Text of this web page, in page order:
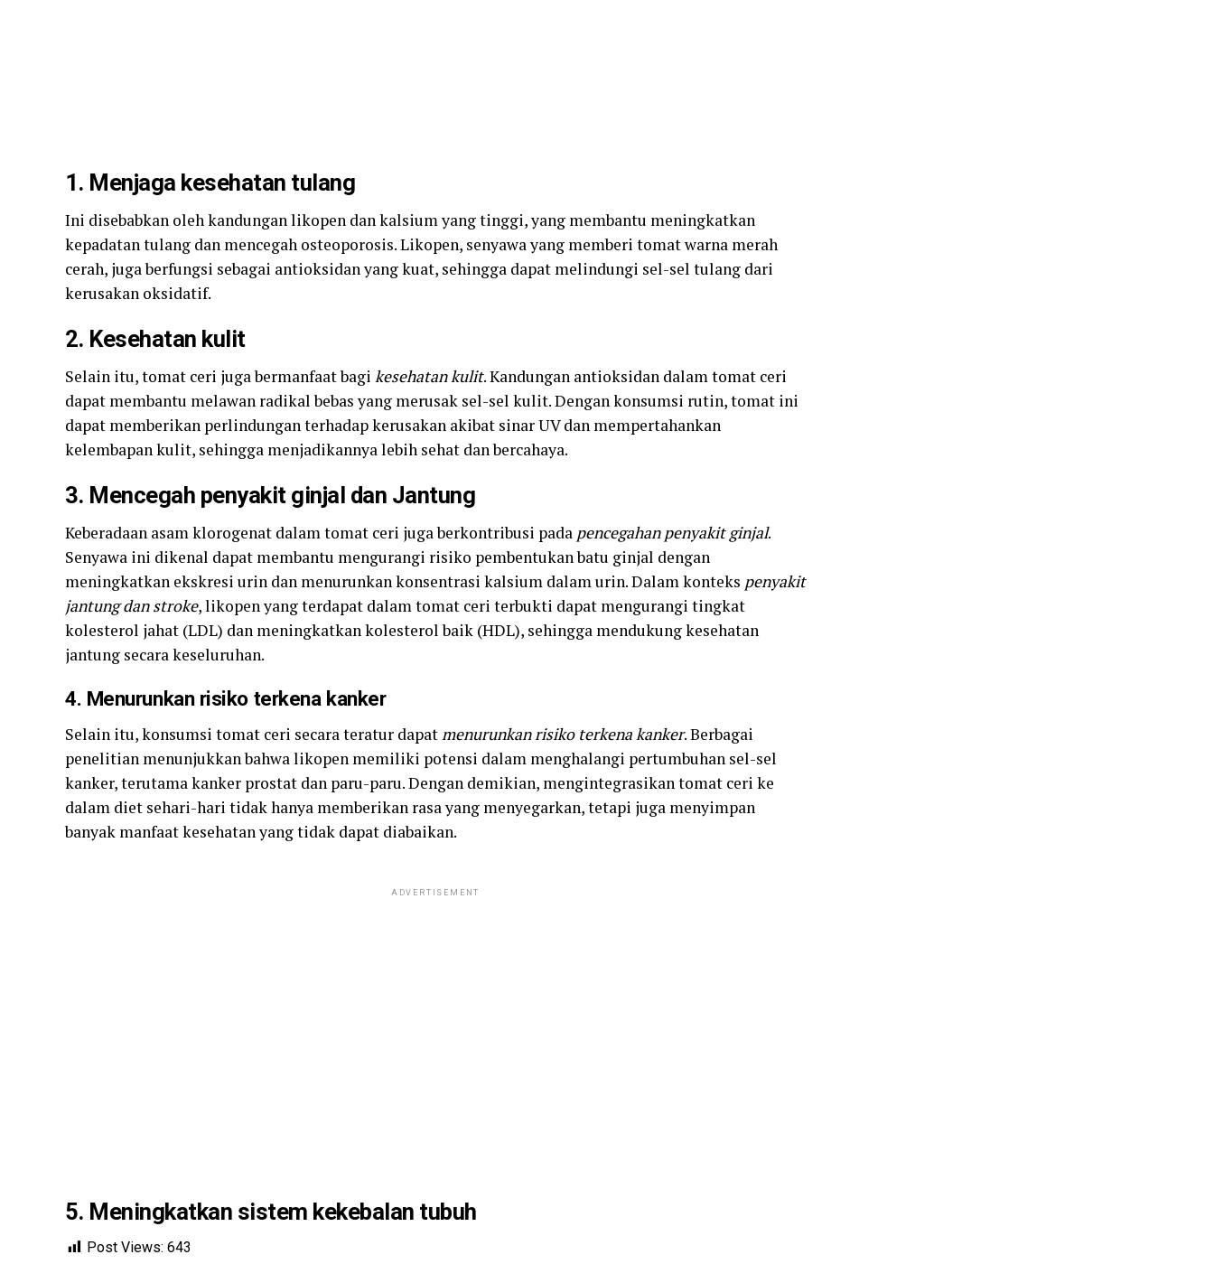
1. Menjaga kesehatan tulang
Ini disebabkan oleh kandungan likopen dan kalsium yang tinggi, yang membantu meningkatkan
kepadatan tulang dan mencegah osteoporosis. Likopen, senyawa yang memberi tomat warna merah
cerah, juga berfungsi sebagai antioksidan yang kuat, sehingga dapat melindungi sel-sel tulang dari
kerusakan oksidatif.
2. Kesehatan kulit
Selain itu, tomat ceri juga bermanfaat bagi kesehatan kulit. Kandungan antioksidan dalam tomat ceri
dapat membantu melawan radikal bebas yang merusak sel-sel kulit. Dengan konsumsi rutin, tomat ini
dapat memberikan perlindungan terhadap kerusakan akibat sinar UV dan mempertahankan
kelembapan kulit, sehingga menjadikannya lebih sehat dan bercahaya.
3. Mencegah penyakit ginjal dan Jantung
Keberadaan asam klorogenat dalam tomat ceri juga berkontribusi pada pencegahan penyakit ginjal.
Senyawa ini dikenal dapat membantu mengurangi risiko pembentukan batu ginjal dengan
meningkatkan ekskresi urin dan menurunkan konsentrasi kalsium dalam urin. Dalam konteks penyakit
jantung dan stroke, likopen yang terdapat dalam tomat ceri terbukti dapat mengurangi tingkat
kolesterol jahat (LDL) dan meningkatkan kolesterol baik (HDL), sehingga mendukung kesehatan
jantung secara keseluruhan.
4. Menurunkan risiko terkena kanker
Selain itu, konsumsi tomat ceri secara teratur dapatmenurunkan risiko terkena kanker. Berbagai
penelitian menunjukkan bahwa likopen memiliki potensi dalam menghalangi pertumbuhan sel-sel
kanker, terutama kanker prostat dan paru-paru. Dengan demikian, mengintegrasikan tomat ceri ke
dalam diet sehari-hari tidak hanya memberikan rasa yang menyegarkan, tetapi juga menyimpan
banyak manfaat kesehatan yang tidak dapat diabaikan.
ADVERTISEMENT
5. Meningkatkan sistem kekebalan tubuh
Post Views: 643